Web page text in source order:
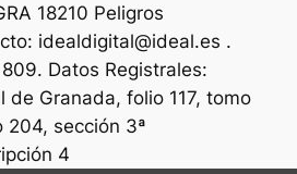
18210 Peligros
idealdigital@ideal.es .
Datos Registrales:
de Granada, folio 117, tomo
sección 3ª
4